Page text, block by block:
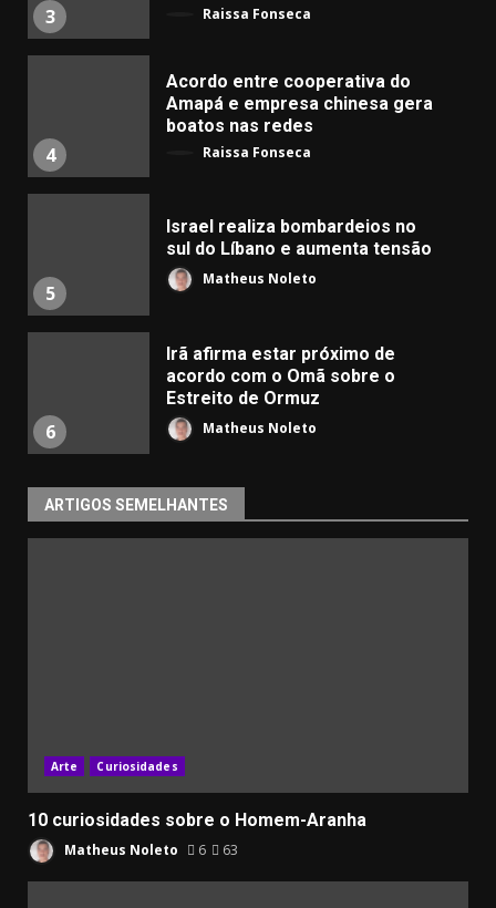
3 Raissa Fonseca
4
Acordo entre cooperativa do
Amapá e empresa chinesa gera
boatos nas redes
Raissa Fonseca
5
Israel realiza bombardeios no
sul do Líbano e aumenta tensão
Matheus Noleto
6
Irã afirma estar próximo de
acordo com o Omã sobre o
Estreito de Ormuz
Matheus Noleto
ARTIGOS SEMELHANTES
Arte Curiosidades
10 curiosidades sobre o Homem-Aranha
Matheus Noleto 6 63